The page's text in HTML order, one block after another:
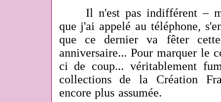
Il n'est pas indifférent –
que j'ai appelé au téléphone,
que ce dernier va fêter
anniversaire... Pour marquer
ci de coup... véritablement
collections de la Création
encore plus assumée.